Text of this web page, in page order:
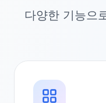
다양한 기능으